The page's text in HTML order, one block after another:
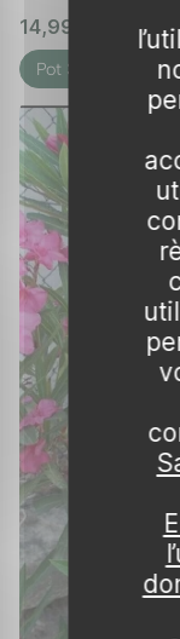
14,99 € – 781,77
Pot 3L Pot 7L